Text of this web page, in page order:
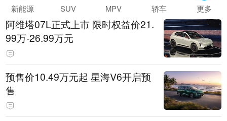
新能源 SUV MPV 轿车 更多
阿维塔07L正式上市 限时权益价21.
99万-26.99万元
预售价10.49万元起 星海V6开启预
售